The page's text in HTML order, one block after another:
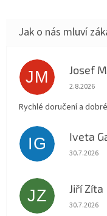
JM Josef
2.8.2026
Rychlé doručení a
IG Iveta
30.7.2026
JZ Jiří Zíta
30.7.2026